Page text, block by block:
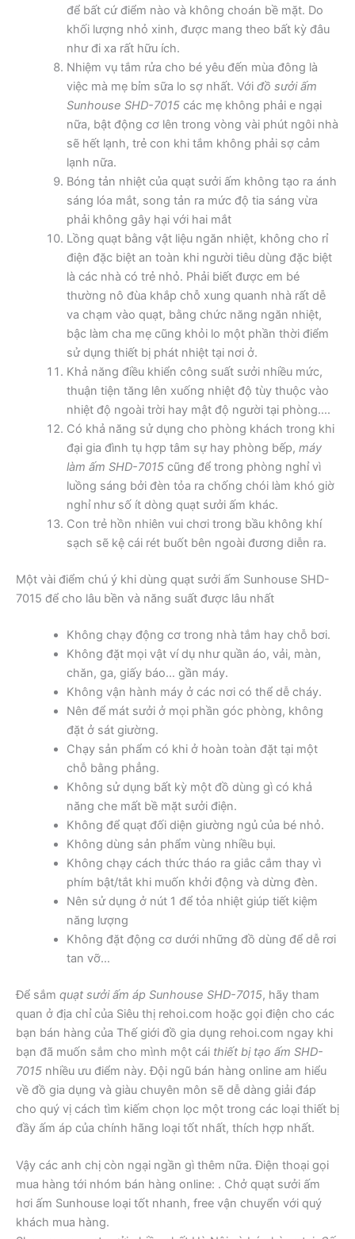
để bất cứ điểm nào và không choán bề mặt. Do
khối lượng nhỏ xinh, được mang theo bất kỳ đâu
như đi xa rất hữu ích.
Nhiệm vụ tắm rửa cho bé yêu đến mùa đông là
việc mà mẹ bỉm sữa lo sợ nhất. Với đồ sưởi ấm
Sunhouse SHD-7015các mẹ không phải e ngại
nữa, bật động cơ lên trong vòng vài phút ngôi nhà
sẽ hết lạnh, trẻ con khi tắm không phải sợ cảm
lạnh nữa.
Bóng tản nhiệt của quạt sưởi ấm không tạo ra ánh
sáng lóa mắt, song tản ra mức độ tia sáng vừa
phải không gây hại với hai mắt
Lồng quạt bằng vật liệu ngăn nhiệt, không cho rỉ
điện đặc biệt an toàn khi người tiêu dùng đặc biệt
là các nhà có trẻ nhỏ. Phải biết được em bé
thường nô đùa khắp chỗ xung quanh nhà rất dễ
va chạm vào quạt, bằng chức năng ngăn nhiệt,
bậc làm cha mẹ cũng khỏi lo một phần thời điểm
sử dụng thiết bị phát nhiệt tại nơi ở.
Khả năng điều khiển công suất sưởi nhiều mức,
thuận tiện tăng lên xuống nhiệt độ tùy thuộc vào
nhiệt độ ngoài trời hay mật độ người tại phòng….
Có khả năng sử dụng cho phòng khách trong khi
đại gia đình tụ hợp tâm sự hay phòng bếp, máy
làm ấm SHD-7015cũng để trong phòng nghỉ vì
luồng sáng bởi đèn tỏa ra chống chói làm khó giờ
nghỉ như số ít dòng quạt sưởi ấm khác.
Con trẻ hồn nhiên vui chơi trong bầu không khí
sạch sẽ kệ cái rét buốt bên ngoài đương diễn ra.
Một vài điểm chú ý khi dùng quạt sưởi ấm Sunhouse SHD-
7015 để cho lâu bền và năng suất được lâu nhất
Không chạy động cơ trong nhà tắm hay chỗ bơi.
Không đặt mọi vật ví dụ như quần áo, vải, màn,
chăn, ga, giấy báo… gần máy.
Không vận hành máy ở các nơi có thể dễ cháy.
Nên để mát sưởi ở mọi phần góc phòng, không
đặt ở sát giường.
Chạy sản phẩm có khi ở hoàn toàn đặt tại một
chỗ bằng phẳng.
Không sử dụng bất kỳ một đồ dùng gì có khả
năng che mất bề mặt sưởi điện.
Không để quạt đối diện giường ngủ của bé nhỏ.
Không dùng sản phẩm vùng nhiều bụi.
Không chạy cách thức tháo ra giắc cắm thay vì
phím bật/tắt khi muốn khởi động và dừng đèn.
Nên sử dụng ở nút 1 để tỏa nhiệt giúp tiết kiệm
năng lượng
Không đặt động cơ dưới những đồ dùng để dễ rơi
tan vỡ…
Để sắm quạt sưởi ấm áp Sunhouse SHD-7015, hãy tham
quan ở địa chỉ của Siêu thị rehoi.com hoặc gọi điện cho các
bạn bán hàng của Thế giới đồ gia dụng rehoi.com ngay khi
bạn đã muốn sắm cho mình một cái thiết bị tạo ấm SHD-
7015 nhiều ưu điểm này. Đội ngũ bán hàng online am hiểu
về đồ gia dụng và giàu chuyên môn sẽ dễ dàng giải đáp
cho quý vị cách tìm kiếm chọn lọc một trong các loại thiết bị
đầy ấm áp của chính hãng loại tốt nhất, thích hợp nhất.
Vậy các anh chị còn ngại ngần gì thêm nữa. Điện thoại gọi
mua hàng tới nhóm bán hàng online: . Chở quạt sưởi ấm
hơi ấm Sunhouse loại tốt nhanh, free vận chuyển với quý
khách mua hàng.